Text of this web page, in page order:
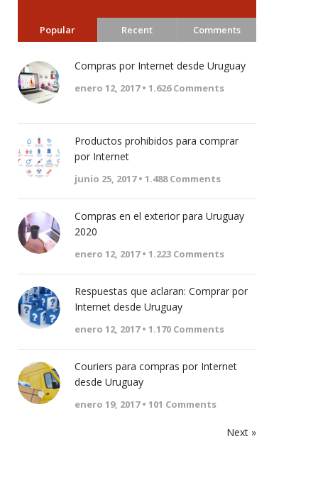
Popular Recent Comments
Compras por Internet desde Uruguay
enero 12, 2017 • 1.626Comments
Productos prohibidos para comprar
por Internet
junio 25, 2017 • 1.488Comments
Compras en el exterior para Uruguay
2020
enero 12, 2017 • 1.223 Comments
Respuestas que aclaran: Comprar por
Internet desde Uruguay
enero 12, 2017 • 1.170 Comments
Couriers para compras por Internet
desde Uruguay
enero 19, 2017 • 101 Comments
Next »